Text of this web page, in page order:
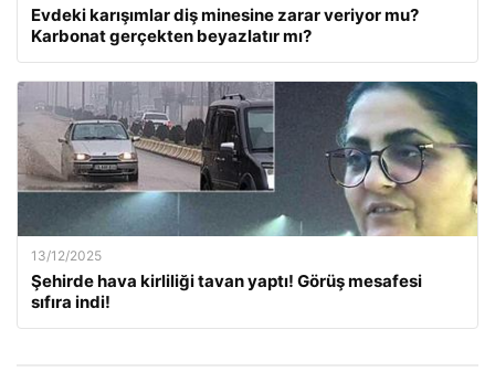
Evdeki karışımlar diş minesine zarar veriyor mu?
Karbonat gerçekten beyazlatır mı?
13/12/2025
Şehirde hava kirliliği tavan yaptı! Görüş mesafesi
sıfıra indi!